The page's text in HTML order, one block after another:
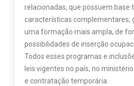
relacionadas, que possuem base
características complementares,
uma formação mais ampla, de
possibilidades de inserção
Todos esses programas e
leis vigentes no país, no
e contratação temporária.